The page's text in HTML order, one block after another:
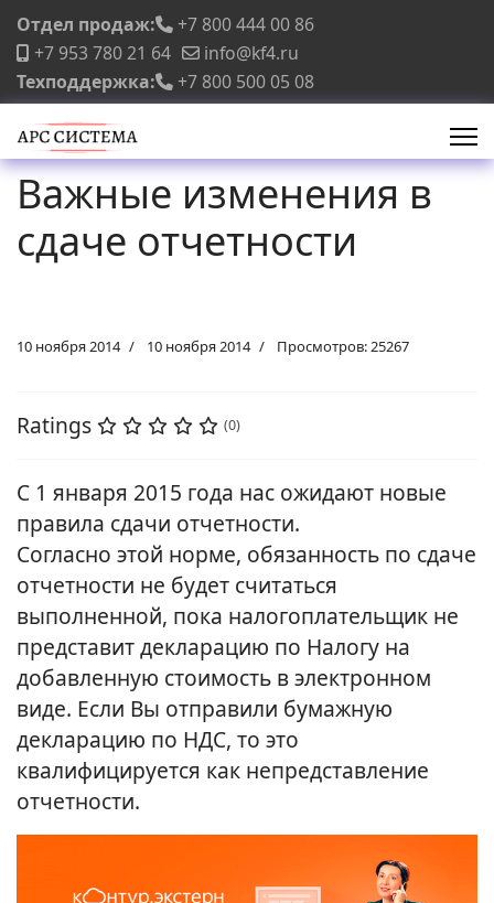
Отдел продаж:
+7 800 444 00 86
+7 953 780 21 64
info@kf4.ru
Техподдержка:
+7 800 500 05 08
Важные изменения в
сдаче отчетности
10 ноября 2014 10 ноября 2014 Просмотров: 25267
Ratings (0)
C 1 января 2015 года нас ожидают новые
правила сдачи отчетности.
Согласно этой норме, обязанность по сдаче
отчетности не будет считаться
выполненной, пока налогоплательщик не
представит декларацию по Налогу на
добавленную стоимость в электронном
виде. Если Вы отправили бумажную
декларацию по НДС, то это
квалифицируется как непредставление
отчетности.